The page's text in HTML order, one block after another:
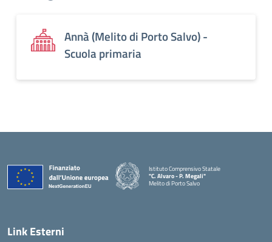
Annà (Melito di Porto Salvo) -
Scuola primaria
Istituto Comprensivo Statale
"C. Alvaro - P. Megali"
Melito di Porto Salvo
Link Esterni